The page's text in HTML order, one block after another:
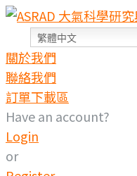
繁體中文
關於我們
聯絡我們
訂單下載區
Have an account?
Login
or